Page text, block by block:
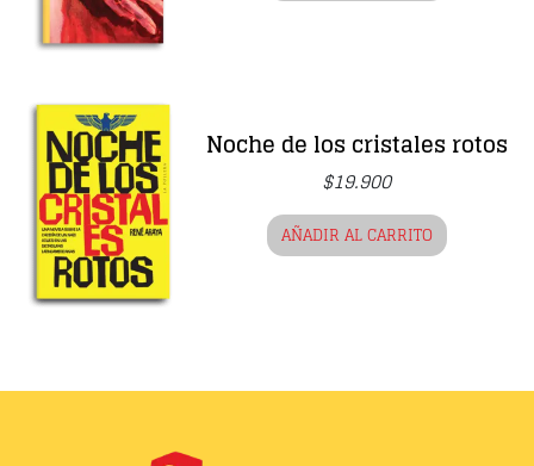
Noche de los cristales rotos
$19.900
AÑADIR AL CARRITO